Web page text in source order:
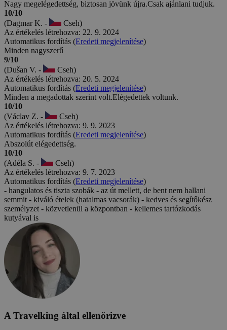
Nagy megelégedettség, biztosan jövünk újra.Csak ajánlani tudjuk.
10/10
(Dagmar K. -
Cseh)
Az értékelés létrehozva: 22. 9. 2024
Automatikus fordítás (Eredeti megjelenítése)
Minden nagyszerű
9/10
(Dušan V. -
Cseh)
Az értékelés létrehozva: 20. 5. 2024
Automatikus fordítás (Eredeti megjelenítése)
Minden a megadottak szerint volt.Elégedettek voltunk.
10/10
(Václav Z. -
Cseh)
Az értékelés létrehozva: 9. 9. 2023
Automatikus fordítás (Eredeti megjelenítése)
Abszolút elégedettség.
10/10
(Adéla S. -
Cseh)
Az értékelés létrehozva: 9. 7. 2023
Automatikus fordítás (Eredeti megjelenítése)
- hangulatos és tiszta szobák - az út mellett, de bent nem hallani
semmit - kiváló ételek (hatalmas vacsorák) - kedves és segítőkész
személyzet - közvetlenül a központban - kellemes tartózkodás
kutyával is
A Travelking által ellenőrizve